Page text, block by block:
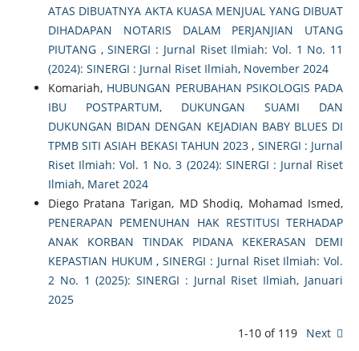
ATAS DIBUATNYA AKTA KUASA MENJUAL YANG DIBUAT
DIHADAPAN NOTARIS DALAM PERJANJIAN UTANG
PIUTANG ,SINERGI : Jurnal Riset Ilmiah: Vol. 1 No. 11
(2024): SINERGI : Jurnal Riset Ilmiah, November 2024
Komariah, HUBUNGAN PERUBAHAN PSIKOLOGIS PADA
IBU POSTPARTUM, DUKUNGAN SUAMI DAN
DUKUNGAN BIDAN DENGAN KEJADIAN BABY BLUES DI
TPMB SITI ASIAH BEKASI TAHUN 2023 , SINERGI : Jurnal
Riset Ilmiah: Vol. 1 No. 3 (2024): SINERGI : Jurnal Riset
Ilmiah, Maret 2024
Diego Pratana Tarigan, MD Shodiq, Mohamad Ismed,
PENERAPAN PEMENUHAN HAK RESTITUSI TERHADAP
ANAK KORBAN TINDAK PIDANA KEKERASAN DEMI
KEPASTIAN HUKUM ,SINERGI : Jurnal Riset Ilmiah: Vol.
2 No. 1 (2025): SINERGI : Jurnal Riset Ilmiah, Januari
2025
1-10 of 119 Next